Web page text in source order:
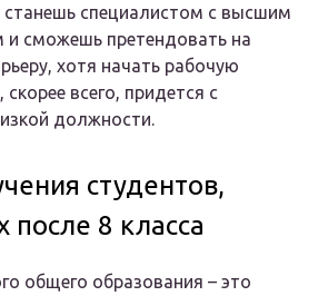
станешь специалистом с высшим
и сможешь претендовать на
хотя начать рабочую
скорее всего, придется с
должности.
студентов,
после 8 класса
общего образования – это